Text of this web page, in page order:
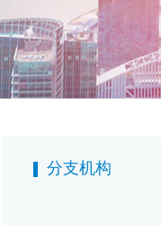
分支机构